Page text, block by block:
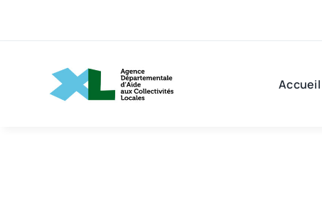
Accueil